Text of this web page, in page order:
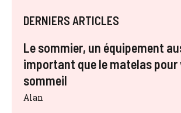
DERNIERS ARTICLES
Le sommier, un équipement
important que le matelas pour
sommeil
Alan